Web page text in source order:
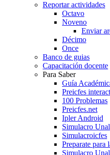
Reportar actividades
Octavo
Noveno
Enviar
Décimo
Once
Banco de guias
Capacitación docente
Para Saber
Guía
Preicfes
100 Problemas
Preicfes.net
Ipler Android
Simulacro Unal
Simulacroicfes
Preparate para
Simulacro